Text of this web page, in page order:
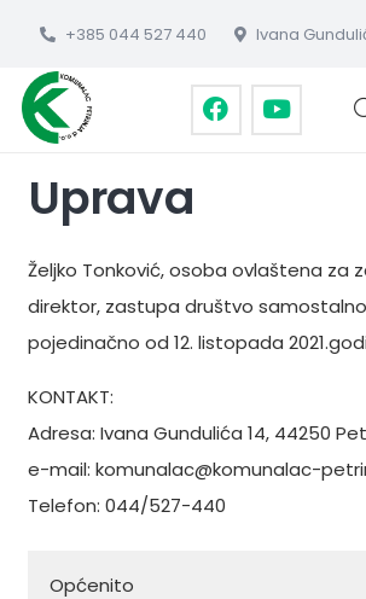
+385 044 527 440 Ivana
Uprava
Željko Tonković, osoba ovlaštena za
direktor, zastupa društvo
pojedinačno od 12. listopada
KONTAKT:
Adresa: Ivana Gundulića 14, 44250
e-mail: komunalac@komunalac-
Telefon: 044/527-440
Općenito